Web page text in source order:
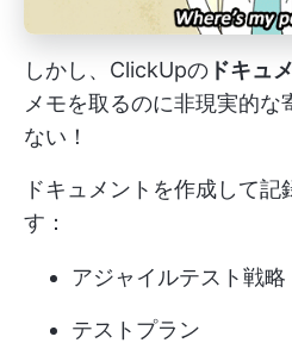
しかし、ClickUpの ドキュ
メモを取るのに非現実的
ない！
ドキュメントを作成して記
す：
アジャイルテスト戦略
テストプラン